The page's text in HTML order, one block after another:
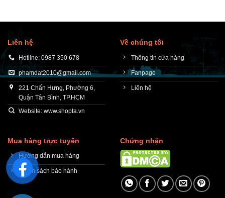
Liên hệ
Hotline: 0987 350 678
phamdat2010@gmail.com
221 Chấn Hưng, Phường 6,
Quận Tân Bình, TP.HCM
Website: www.shopta.vn
Về chúng tôi
Thông tin cửa hàng
Fanpage
Liên hệ
Mua hàng trực tuyến
Hướng dẫn mua hàng
Chính sách bảo hành
Chứng nhận